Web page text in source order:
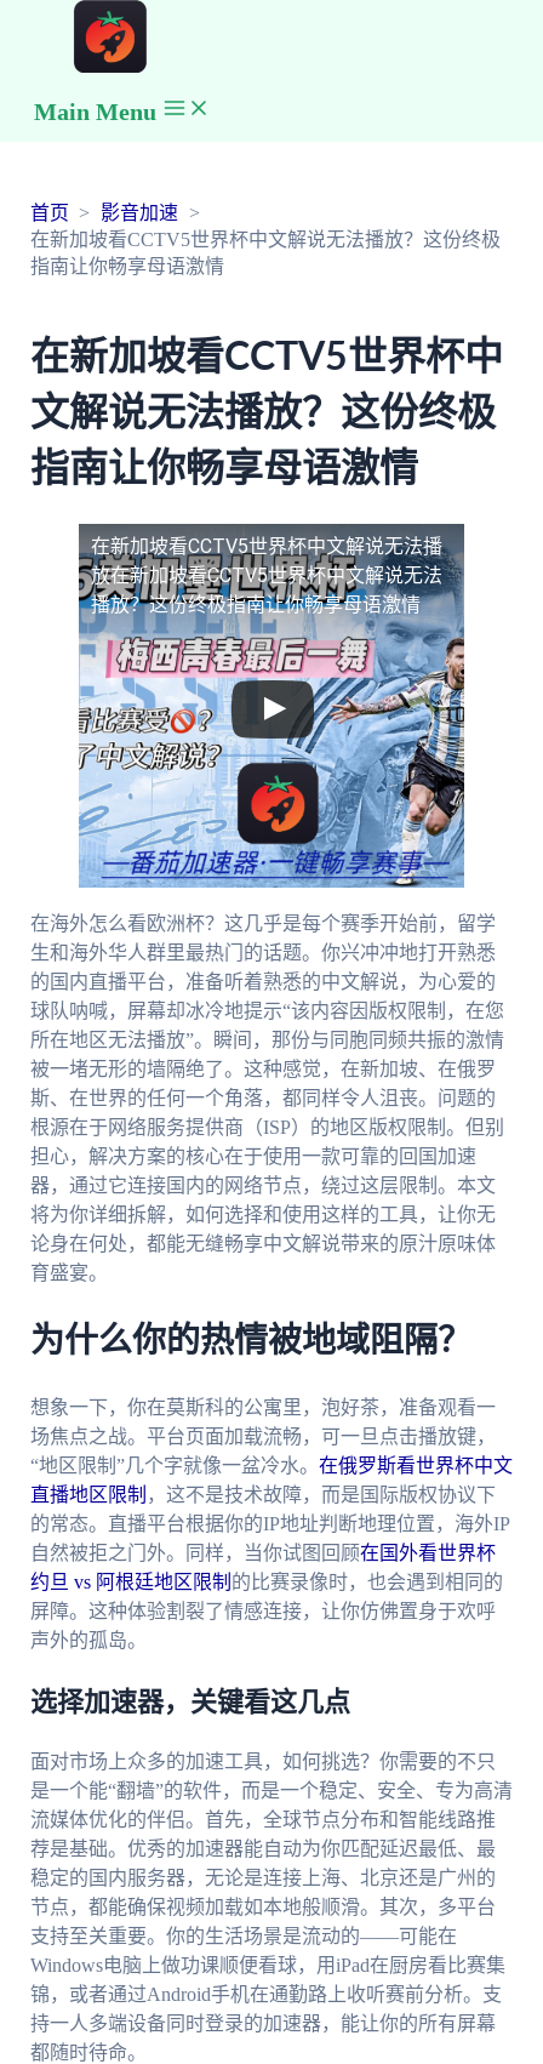
Main Menu
首页
影音加速
在新加坡看CCTV5世界杯中文解说无法播放？这份终极
指南让你畅享母语激情
在新加坡看CCTV5世界杯中
文解说无法播放？这份终极
指南让你畅享母语激情
在新加坡看CCTV5世界杯中文解说无法播
放在新加坡看CCTV5世界杯中文解说无法
播放？这份终极指南让你畅享母语激情
在海外怎么看欧洲杯？这几乎是每个赛季开始前，留学
生和海外华人群里最热门的话题。你兴冲冲地打开熟悉
的国内直播平台，准备听着熟悉的中文解说，为心爱的
球队呐喊，屏幕却冰冷地提示“该内容因版权限制，在您
所在地区无法播放”。瞬间，那份与同胞同频共振的激情
被一堵无形的墙隔绝了。这种感觉，在新加坡、在俄罗
斯、在世界的任何一个角落，都同样令人沮丧。问题的
根源在于网络服务提供商（ISP）的地区版权限制。但别
担心，解决方案的核心在于使用一款可靠的回国加速
器，通过它连接国内的网络节点，绕过这层限制。本文
将为你详细拆解，如何选择和使用这样的工具，让你无
论身在何处，都能无缝畅享中文解说带来的原汁原味体
育盛宴。
为什么你的热情被地域阻隔？
想象一下，你在莫斯科的公寓里，泡好茶，准备观看一
场焦点之战。平台页面加载流畅，可一旦点击播放键，
“地区限制”几个字就像一盆冷水。 在俄罗斯看世界杯中文
直播地区限制 ，这不是技术故障，而是国际版权协议下
的常态。直播平台根据你的IP地址判断地理位置，海外IP
自然被拒之门外。同样，当你试图回顾在国外看世界杯
约旦 vs 阿根廷地区限制 的比赛录像时，也会遇到相同的
屏障。这种体验割裂了情感连接，让你仿佛置身于欢呼
声外的孤岛。
选择加速器，关键看这几点
面对市场上众多的加速工具，如何挑选？你需要的不只
是一个能“翻墙”的软件，而是一个稳定、安全、专为高清
流媒体优化的伴侣。首先，全球节点分布和智能线路推
荐是基础。优秀的加速器能自动为你匹配延迟最低、最
稳定的国内服务器，无论是连接上海、北京还是广州的
节点，都能确保视频加载如本地般顺滑。其次，多平台
支持至关重要。你的生活场景是流动的——可能在
Windows电脑上做功课顺便看球，用iPad在厨房看比赛集
锦，或者通过Android手机在通勤路上收听赛前分析。支
持一人多端设备同时登录的加速器，能让你的所有屏幕
都随时待命。